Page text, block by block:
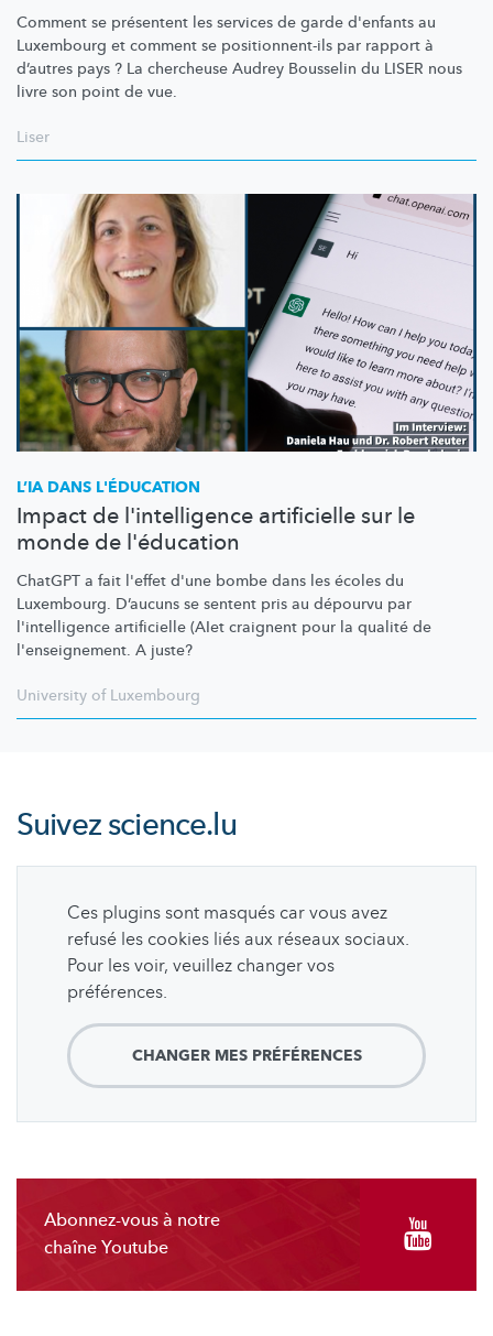
Comment se présentent les services de garde d'enfants au
Luxembourg et comment se positionnent-ils par rapport à
d’autres pays ? La chercheuse Audrey Bousselin du LISER nous
livre son point de vue.
Liser
L’IA DANS L'ÉDUCATION
Impact de l'intelligence artificielle sur le
monde de l'éducation
ChatGPT a fait l'effet d'une bombe dans les écoles du
Luxembourg. D’aucuns se sentent pris au dépourvu par
l'intelligence artificielle (AIet craignent pour la qualité de
l'enseignement. A juste?
University of Luxembourg
Suivezscience.lu
Ces plugins sont masqués car vous avez
refusé les cookies liés aux réseaux sociaux.
Pour les voir, veuillez changer vos
préférences.
CHANGER MES PRÉFÉRENCES
Abonnez-vous à notre
chaîne Youtube